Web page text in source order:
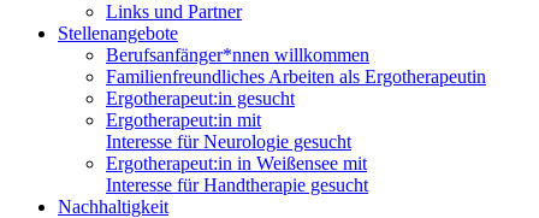
Links und Partner
Stellenangebote
Berufsanfänger*nnen willkommen
Familienfreundliches Arbeiten als Ergotherapeutin
Ergotherapeut:in gesucht
Ergotherapeut:in mit
Interesse für Neurologie gesucht
Ergotherapeut:in in Weißensee mit
Interesse für Handtherapie gesucht
Nachhaltigkeit